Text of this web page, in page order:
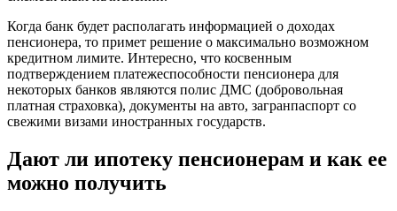
Когда банк будет располагать информацией о доходах
пенсионера, то примет решение о максимально возможном
кредитном лимите. Интересно, что косвенным
подтверждением платежеспособности пенсионера для
некоторых банков являются полис ДМС (добровольная
платная страховка), документы на авто, загранпаспорт со
свежими визами иностранных государств.
Дают ли ипотеку пенсионерам и как ее
можно получить